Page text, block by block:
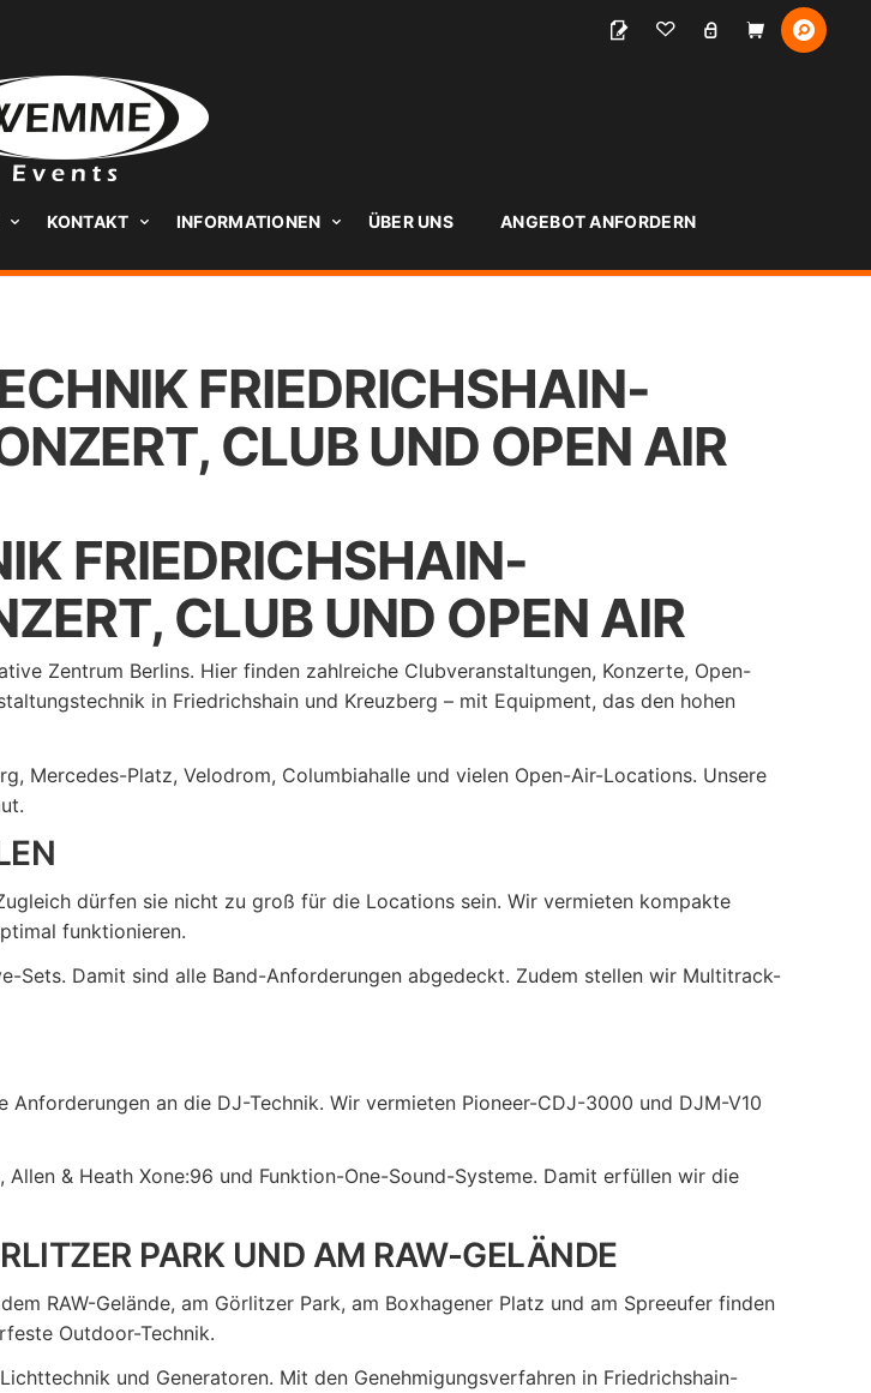
KONTAKT INFORMATIONEN ÜBER UNS ANGEBOT ANFORDERN
FRIEDRICHSHAIN-
CLUB UND OPEN AIR
FRIEDRICHSHAIN-
CLUB UND OPEN AIR
Zentrum Berlins. Hier finden zahlreiche Clubveranstaltungen, Konzerte, Open-
in Friedrichshain und Kreuzberg – mit Equipment, das den hohen
Mercedes-Platz, Velodrom, Columbiahalle und vielen Open-Air-Locations. Unsere
dürfen sie nicht zu groß für die Locations sein. Wir vermieten kompakte
funktionieren.
Damit sind alle Band-Anforderungen abgedeckt. Zudem stellen wir Multitrack-
an die DJ-Technik. Wir vermieten Pioneer-CDJ-3000 und DJM-V10
& Heath Xone:96 und Funktion-One-Sound-Systeme. Damit erfüllen wir die
PARK UND AM RAW-GELÄNDE
RAW-Gelände, am Görlitzer Park, am Boxhagener Platz und am Spreeufer finden
Outdoor-Technik.
und Generatoren. Mit den Genehmigungsverfahren in Friedrichshain-